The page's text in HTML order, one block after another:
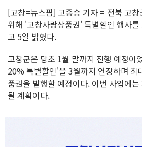
[고창=뉴스핌] 고종승 기자 = 전북 고
위해 '고창사랑상품권' 특별할인 행사
고 5일 밝혔다.
고창군은 당초 1월 말까지 진행 예정이
20% 특별할인'을 3월까지 연장하며 최
품권을 발행할 예정이다. 이번 사업에
될 계획이다.